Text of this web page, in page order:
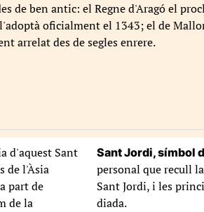
de ben antic: el Regne d'Aragó el
oficialment el 1343; el de
arrelat des de segles enrere.
d'aquest Sant
de l'Àsia
part de
de la
Sant Jordi, símbol
personal que recull
Sant Jordi, i les
diada.